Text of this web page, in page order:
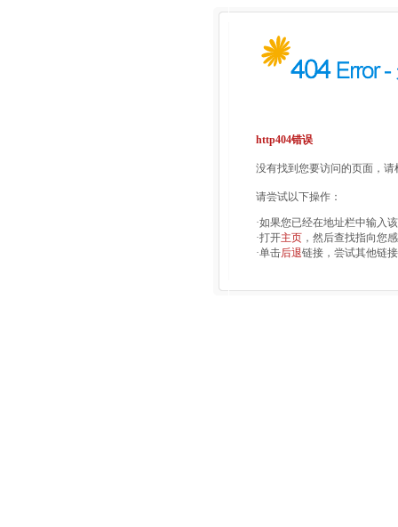
http404错误
没有找到您要访问的页面，
请尝试以下操作：
·如果您已经在地址栏中输入
·打开主页 ，然后查找指向您
·单击后退链接，尝试其他链